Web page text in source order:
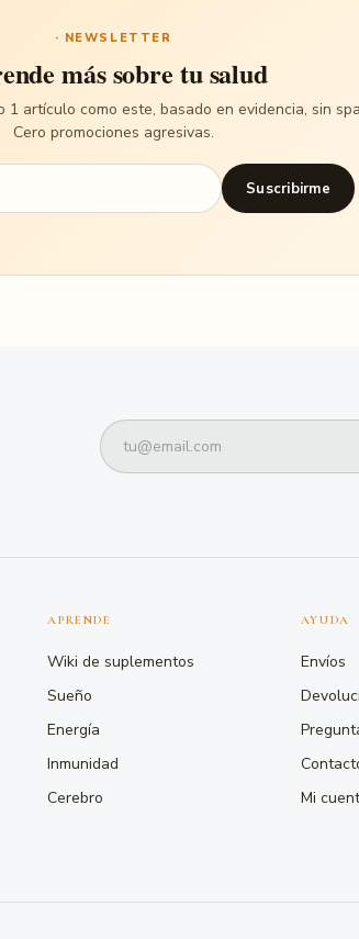
· NEWSLETTER
más sobre tu salud
1 artículo como este, basado en evidencia, sin
Cero promociones agresivas.
Suscribirme
APRENDE
Wiki de suplementos
Sueño
Energía
Inmunidad
Cerebro
AYUDA
Envíos
Mi